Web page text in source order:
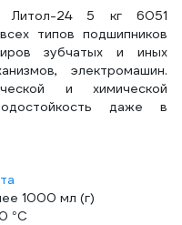
Литол-24 5 кг 6051
типов подшипников
зубчатых и иных
электромашин.
и химической
даже в
1000 мл (г)
°С